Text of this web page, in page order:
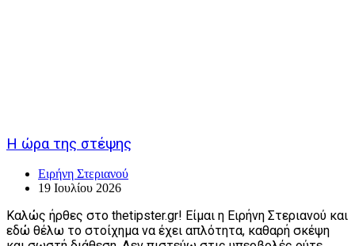
Η ώρα της στέψης
Ειρήνη Στεριανού
19 Ιουλίου 2026
Καλώς ήρθες στο thetipster.gr! Είμαι η Ειρήνη Στεριανού και
εδώ θέλω το στοίχημα να έχει απλότητα, καθαρή σκέψη